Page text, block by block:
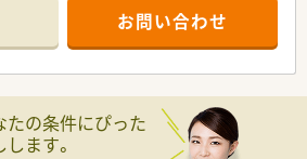
できる環境ですよ。
＊
況について】
8分ほどの場所に位置しており、近隣にある
科となっており、1日あたりの処方箋枚数は
ち着いて一人ひとりの患者様と向き合える
お問い合わせ
たの条件にぴった
ます。